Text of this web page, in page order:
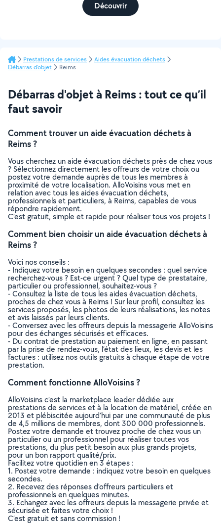
Découvrir
Prestations de services
Aides évacuation déchets
Débarras d'objet
Reims
Débarras d'objet à Reims : tout ce qu’il
faut savoir
Comment trouver un aide évacuation déchets à
Reims ?
Vous cherchez un aide évacuation déchets près de chez vous
? Sélectionnez directement les offreurs de votre choix ou
postez votre demande auprès de tous les membres à
proximité de votre localisation. AlloVoisins vous met en
relation avec tous les aides évacuation déchets,
professionnels et particuliers, à Reims, capables de vous
répondre rapidement.
C’est gratuit, simple et rapide pour réaliser tous vos projets !
Comment bien choisir un aide évacuation déchets à
Reims ?
Voici nos conseils :
- Indiquez votre besoin en quelques secondes : quel service
recherchez-vous ? Est-ce urgent ? Quel type de prestataire,
particulier ou professionnel, souhaitez-vous ?
- Consultez la liste de tous les aides évacuation déchets,
proches de chez vous à Reims ! Sur leur profil, consultez les
services proposés, les photos de leurs réalisations, les notes
et avis laissés par leurs clients.
- Conversez avec les offreurs depuis la messagerie AlloVoisins
pour des échanges sécurisés et efficaces.
- Du contrat de prestation au paiement en ligne, en passant
par la prise de rendez-vous, l’état des lieux, les devis et les
factures : utilisez nos outils gratuits à chaque étape de votre
prestation.
Comment fonctionne AlloVoisins ?
AlloVoisins c’est la marketplace leader dédiée aux
prestations de services et à la location de matériel, créée en
2013 et plébiscitée aujourd’hui par une communauté de plus
de 4,5 millions de membres, dont 300 000 professionnels.
Postez votre demande et trouvez proche de chez vous un
particulier ou un professionnel pour réaliser toutes vos
prestations, du plus petit besoin aux plus grands projets,
pour un bon rapport qualité/prix.
Facilitez votre quotidien en 3 étapes :
1. Postez votre demande : indiquez votre besoin en quelques
secondes.
2. Recevez des réponses d’offreurs particuliers et
professionnels en quelques minutes.
3. Echangez avec les offreurs depuis la messagerie privée et
sécurisée et faites votre choix !
C’est gratuit et sans commission !